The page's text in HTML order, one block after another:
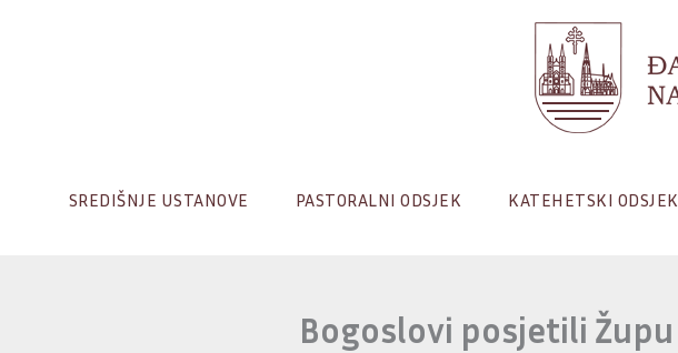
SREDIŠNJE USTANOVE PASTORALNI ODSJEK KATEHETSKI ODSJEK
Bogoslovi posjetili